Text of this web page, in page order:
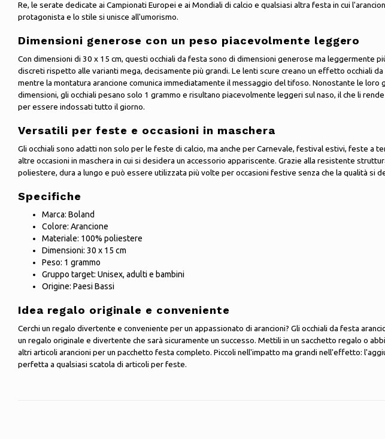
Re, le serate dedicate ai Campionati Europei e ai Mondiali di calcio e qualsiasi altra festa in cui
protagonista e lo stile si unisce all'umorismo.
Dimensioni generose con un peso piacevolmente leggero
Con dimensioni di 30 x 15 cm, questi occhiali da festa sono di dimensioni generose ma leggermente
discreti rispetto alle varianti mega, decisamente più grandi. Le lenti scure creano un effetto occhiali da
mentre la montatura arancione comunica immediatamente il messaggio del tifoso. Nonostante le loro
dimensioni, gli occhiali pesano solo 1 grammo e risultano piacevolmente leggeri sul naso, il che li
per essere indossati tutto il giorno.
Versatili per feste e occasioni in maschera
Gli occhiali sono adatti non solo per le feste di calcio, ma anche per Carnevale, festival estivi, feste a
altre occasioni in maschera in cui si desidera un accessorio appariscente. Grazie alla resistente
poliestere, dura a lungo e può essere utilizzata più volte per occasioni festive senza che la qualità si
Specifiche
Marca: Boland
Colore: Arancione
Materiale: 100% poliestere
Dimensioni: 30 x 15 cm
Peso: 1 grammo
Gruppo target: Unisex, adulti e bambini
Origine: Paesi Bassi
Idea regalo originale e conveniente
Cerchi un regalo divertente e conveniente per un appassionato di arancioni? Gli occhiali da festa
un regalo originale e divertente che sarà sicuramente un successo. Mettili in un sacchetto regalo o
altri articoli arancioni per un pacchetto festa completo. Piccoli nell'impatto ma grandi nell'effetto:
perfetta a qualsiasi scatola di articoli per feste.